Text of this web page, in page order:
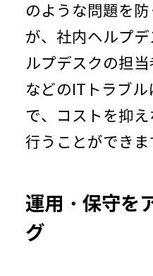
のような問題を
が、社内ヘルプ
ルプデスクの担
などのIT トラブ
で、コストを抑
行うことができま
運用・保守を
グ